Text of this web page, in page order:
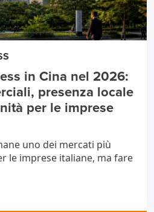
in Cina nel 2026:
presenza locale
per le imprese
uno dei mercati più
le imprese italiane, ma fare